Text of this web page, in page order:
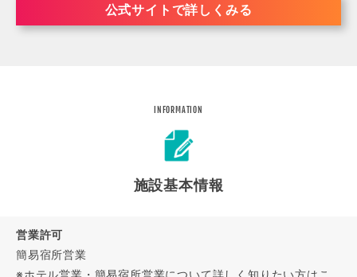
公式サイトで詳しくみる
INFORMATION
施設基本情報
営業許可
簡易宿所営業
※ホテル営業・簡易宿所営業について詳しく知りたい方は こ